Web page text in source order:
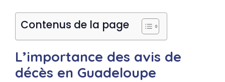
Contenus de la page
L’importance des avis de
décès en Guadeloupe